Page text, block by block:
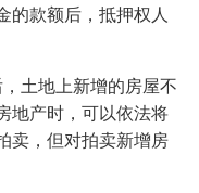
的款额后，抵押权人
土地上新增的房屋不
地产时，可以依法将
卖，但对拍卖新增房